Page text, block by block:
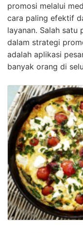
promosi melalui
cara paling efektif
layanan. Salah
dalam strategi
adalah aplikasi
banyak orang di